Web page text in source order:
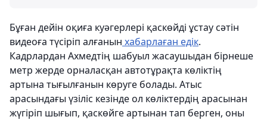
Бұған дейін оқиға куәгерлері қаскөйді ұстау сәтін
видеоға түсіріп алғанын хабарлаған едік.
Кадрлардан Ахмедтің шабуыл жасаушыдан бірнеше
метр жерде орналасқан автотұрақта көліктің
артына тығылғанын көруге болады. Атыс
арасындағы үзіліс кезінде ол көліктердің арасынан
жүгіріп шығып, қаскөйге артынан тап берген, оны